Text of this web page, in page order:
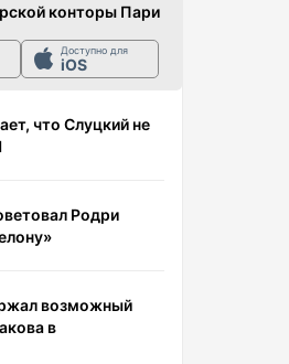
конторы Пари
Доступно для
iOS
что Слуцкий не
Родри
возможный
в